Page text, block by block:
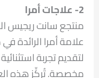
2- علاجات أمرا
منتجع سانت ريجيس
علامة أمرا الرائدة
لتقديم تجربة
مخصصة. تُركِّز هذه